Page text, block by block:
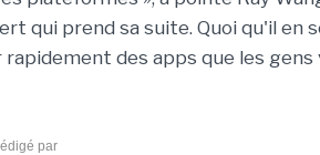
qui prend sa suite. Quoi qu'il en
rapidement des apps que les
par